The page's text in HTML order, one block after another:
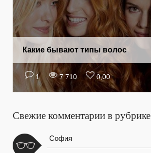
1 7 710 0,00
Какие бывают типы волос
Свежие комментарии в рубрике
София